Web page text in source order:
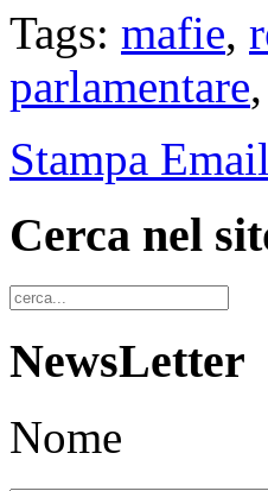
Tags: mafie,
parlamentare,
Stampa Email
Cerca nel
NewsLetter
Nome